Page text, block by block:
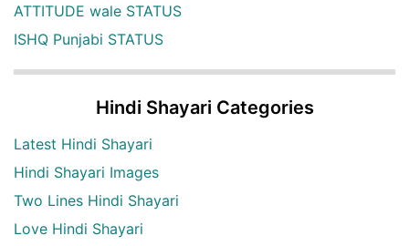
ATTITUDE wale STATUS
ISHQ Punjabi STATUS
Hindi Shayari Categories
Latest Hindi Shayari
Hindi Shayari Images
Two Lines Hindi Shayari
Love Hindi Shayari